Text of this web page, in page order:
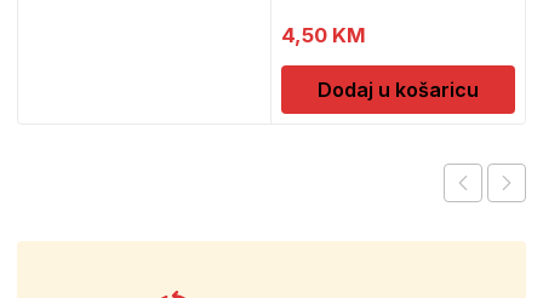
4,50 KM
Dodaj u košaricu